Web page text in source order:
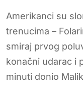
Amerikanci su
trenucima –
smiraj prvog
konačni udarac i
minuti donio